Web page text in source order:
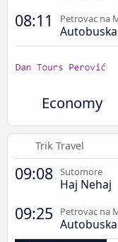
08:11 Petrovac na
Autobuska
Economy
Trik Travel
09:08 Sutomore
Haj Nehaj
09:25 Petrovac na
Autobuska